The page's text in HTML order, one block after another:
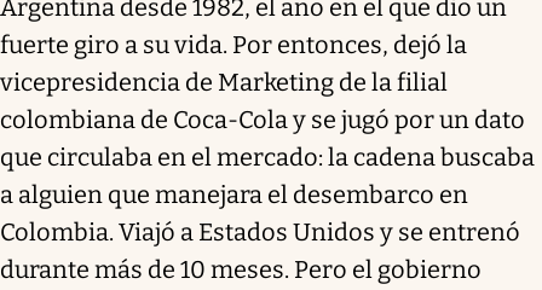
Argentina desde 1982, el año en el que dio un
fuerte giro a su vida. Por entonces, dejó la
vicepresidencia de Marketing de la filial
colombiana de Coca-Cola y se jugó por un dato
que circulaba en el mercado: la cadena buscaba
a alguien que manejara el desembarco en
Colombia. Viajó a Estados Unidos y se entrenó
durante más de 10 meses. Pero el gobierno